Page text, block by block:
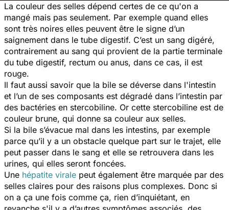
La couleur des selles dépend certes de ce qu'on a
mangé mais pas seulement. Par exemple quand elles
sont très noires elles peuvent être le signe d’un
saignement dans le tube digestif. C’est un sang digéré,
contrairement au sang qui provient de la partie terminale
du tube digestif, rectum ou anus, dans ce cas, il est
rouge.
Il faut aussi savoir que la bile se déverse dans l'intestin
et l’un de ses composants est dégradé dans l’intestin par
des bactéries en stercobiline. Or cette stercobiline est de
couleur brune, qui donne sa couleur aux selles.
Si la bile s’évacue mal dans les intestins, par exemple
parce qu’il y a un obstacle quelque part sur le trajet, elle
peut passer dans le sang et elle se retrouvera dans les
urines, qui elles seront foncées.
Une hépatite virale peut également être marquée par des
selles claires pour des raisons plus complexes. Donc si
on a ça une fois comme ça, rien d’inquiétant, en